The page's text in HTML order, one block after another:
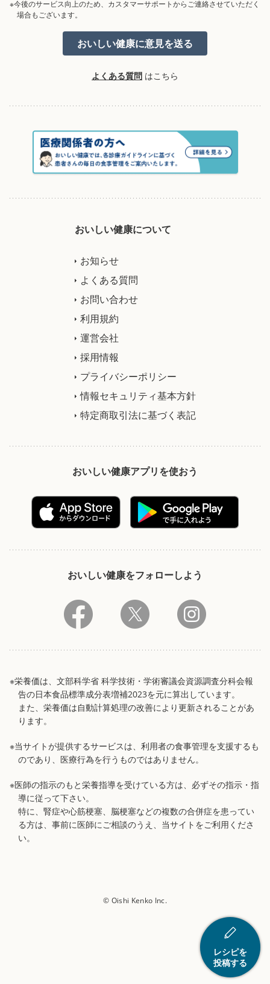
レシピを
投稿する
※今後のサービス向上のため、カスタマーサポートからご連絡させていただく
場合もございます。
よくある質問 はこちら
おいしい健康について
お知らせ
よくある質問
お問い合わせ
利用規約
運営会社
採用情報
プライバシーポリシー
情報セキュリティ基本方針
特定商取引法に基づく表記
おいしい健康アプリを使おう
おいしい健康をフォローしよう
※栄養価は、文部科学省 科学技術・学術審議会資源調査分科会報
告の日本食品標準成分表増補2023を元に算出しています。
また、栄養価は自動計算処理の改善により更新されることがあ
ります。
※当サイトが提供するサービスは、利用者の食事管理を支援するも
のであり、医療行為を行うものではありません。
※医師の指示のもと栄養指導を受けている方は、必ずその指示・指
導に従って下さい。
特に、腎症や心筋梗塞、脳梗塞などの複数の合併症を患ってい
る方は、事前に医師にご相談のうえ、当サイトをご利用くださ
い。
© Oishi Kenko Inc.